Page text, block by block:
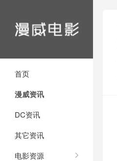
首页
漫威资讯
DC资讯
其它资讯
电影资源